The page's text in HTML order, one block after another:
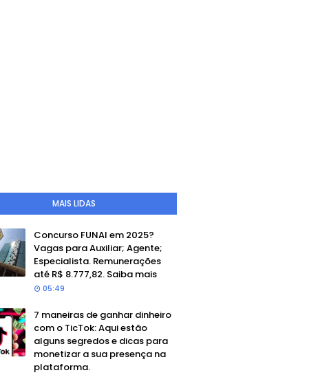
MAIS LIDAS
Concurso FUNAI em 2025?
Vagas para Auxiliar; Agente;
Especialista. Remunerações
até R$ 8.777,82. Saiba mais
05:49
7 maneiras de ganhar dinheiro
com o TicTok: Aqui estão
alguns segredos e dicas para
monetizar a sua presença na
plataforma.